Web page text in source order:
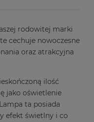
rodowitej marki
cechuje nowoczesne
oraz atrakcyjna
ilość
jako oświetlenie
ta posiada
efekt świetlny i co